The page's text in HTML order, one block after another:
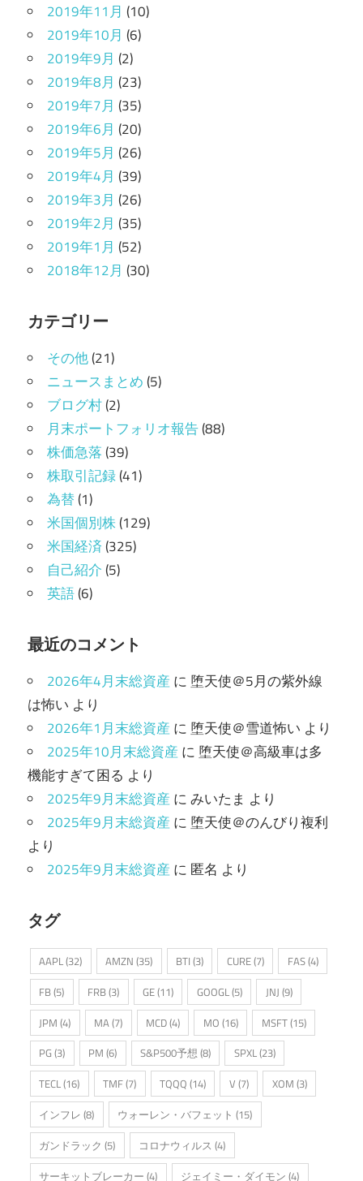
2019年11月 (10)
2019年10月 (6)
2019年9月 (2)
2019年8月 (23)
2019年7月 (35)
2019年6月 (20)
2019年5月 (26)
2019年4月 (39)
2019年3月 (26)
2019年2月 (35)
2019年1月 (52)
2018年12月 (30)
カテゴリー
その他(21)
ニュースまとめ(5)
ブログ村(2)
月末ポートフォリオ報告(88)
株価急落(39)
株取引記録(41)
為替(1)
米国個別株(129)
米国経済(325)
自己紹介(5)
英語(6)
最近のコメント
2026年4月末総資産に堕天使＠5月の紫外線
は怖い より
2026年1月末総資産に堕天使＠雪道怖い より
2025年10月末総資産に堕天使＠高級車は多
機能すぎて困る より
2025年9月末総資産にみいたま より
2025年9月末総資産に堕天使＠のんびり複利
より
2025年9月末総資産に 匿名 より
タグ
AAPL(32) AMZN (35) BTI (3) CURE(7) FAS(4)
FB(5) FRB(3) GE(11) GOOGL(5) JNJ (9)
JPM (4) MA(7) MCD(4) MO (16) MSFT(15)
PG (3) PM (6) S&P500予想(8) SPXL(23)
TECL(16) TMF(7) TQQQ (14) V (7) XOM (3)
インフレ (8) ウォーレン・バフェット (15)
ガンドラック (5) コロナウィルス (4)
サーキットブレーカー (4) ジェイミー・ダイモン (4)